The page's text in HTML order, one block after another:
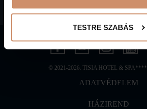
TESTRE SZABÁS
© 2021-2026. TISIA HOTEL & SPA****
ADATVÉDELEM
HÁZIREND